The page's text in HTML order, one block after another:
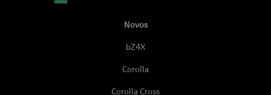
Novos
bZ4X
Corolla
Corolla Cross